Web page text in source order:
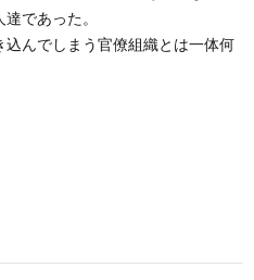
であった。
んでしまう官僚組織とは一体何